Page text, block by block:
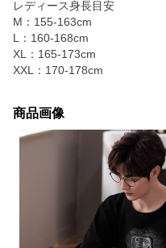
レディース身長目安
M：155-163cm
L：160-168cm
XL：165-173cm
XXL：170-178cm
商品画像